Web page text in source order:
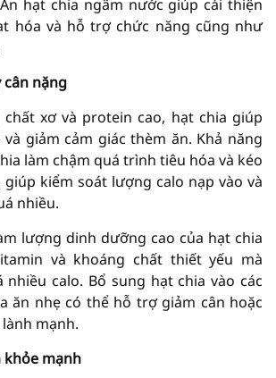
hạt chia ngâm nước giúp cải thiện
hóa và hỗ trợ chức năng cũng như
cân nặng
xơ và protein cao, hạt chia giúp
giảm cảm giác thèm ăn. Khả năng
làm chậm quá trình tiêu hóa và kéo
giúp kiểm soát lượng calo nạp vào và
nhiều.
lượng dinh dưỡng cao của hạt chia
và khoáng chất thiết yếu mà
nhiều calo. Bổ sung hạt chia vào các
ăn nhẹ có thể hỗ trợ giảm cân hoặc
mạnh.
khỏe mạnh